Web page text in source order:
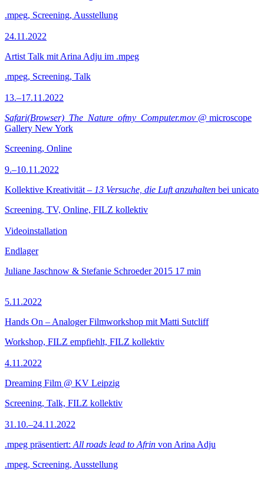
.mpeg, Screening, Ausstellung
24.11.2022
Artist Talk mit Arina Adju im .mpeg
.mpeg, Screening, Talk
13.–17.11.2022
Safari(Browser)_The_Nature_ofmy_Computer.mov @ microscope
Gallery New York
Screening, Online
9.–10.11.2022
Kollektive Kreativität – 13 Versuche, die Luft anzuhalten bei unicato
Screening, TV, Online, FILZ kollektiv
Videoinstallation
Endlager
Juliane Jaschnow & Stefanie Schroeder 2015 17 min
5.11.2022
Hands On – Analoger Filmworkshop mit Matti Sutcliff
Workshop, FILZ empfiehlt, FILZ kollektiv
4.11.2022
Dreaming Film @ KV Leipzig
Screening, Talk, FILZ kollektiv
31.10.–24.11.2022
.mpeg präsentiert: All roads lead to Afrin von Arina Adju
.mpeg, Screening, Ausstellung